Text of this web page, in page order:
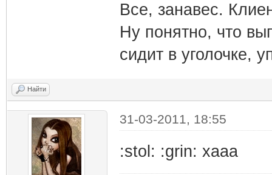
Все, занавес.
Ну понятно, что
сидит в уголочке,
Найти
31-03-2011, 18:55
:stol: :grin: хааа